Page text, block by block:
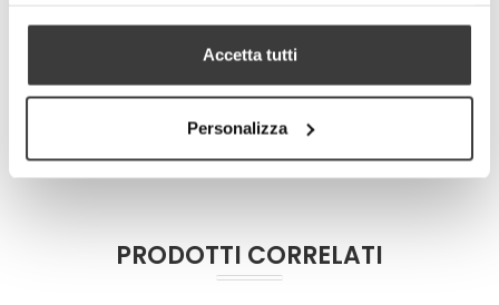
Accetta tutti
Personalizza
DETTAGLI TECNICI
PRODOTTI CORRELATI